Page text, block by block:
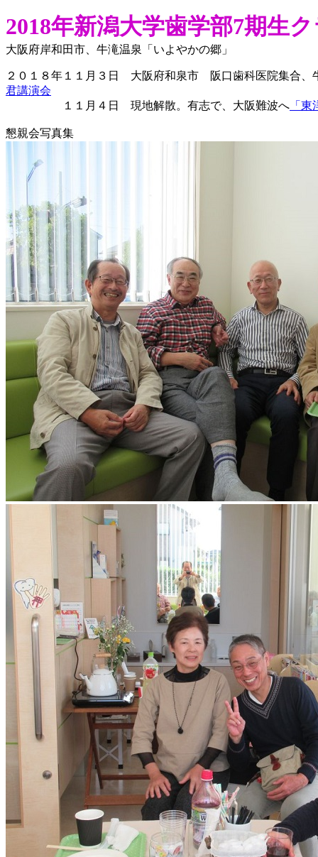
2018年新潟大学歯学部7期生
大阪府岸和田市、牛滝温泉「いよやかの郷」
２０１８年１１月３日 大阪府和泉市 阪口歯科医院集合、
君講演会
１１月４日 現地解散。有志で、大阪難波へ 「
懇親会写真集